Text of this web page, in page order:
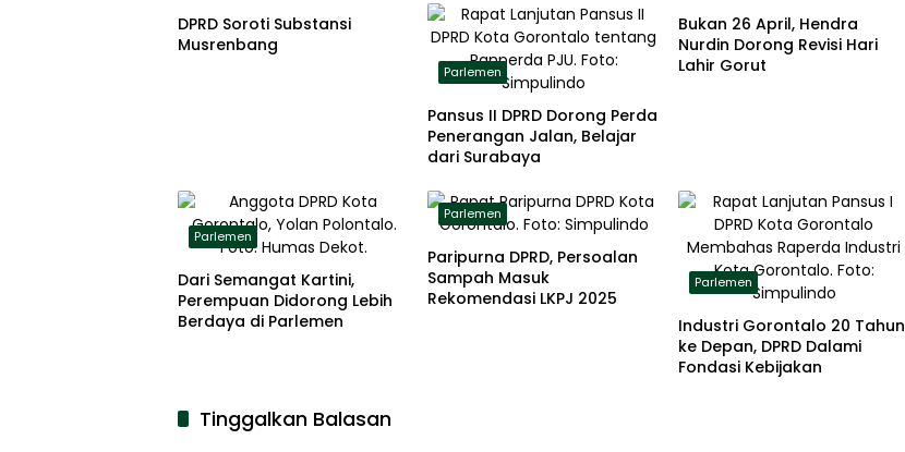
DPRD Soroti Substansi
Musrenbang
Parlemen
Pansus II DPRD Dorong Perda
Penerangan Jalan, Belajar
dari Surabaya
Bukan 26 April, Hendra
Nurdin Dorong Revisi Hari
Lahir Gorut
Parlemen
Dari Semangat Kartini,
Perempuan Didorong Lebih
Berdaya di Parlemen
Parlemen
Paripurna DPRD, Persoalan
Sampah Masuk
Rekomendasi LKPJ 2025
Parlemen
Industri Gorontalo 20 Tahun
ke Depan, DPRD Dalami
Fondasi Kebijakan
Tinggalkan Balasan